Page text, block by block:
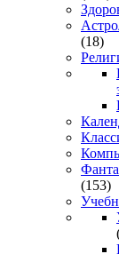
(18)
(153)